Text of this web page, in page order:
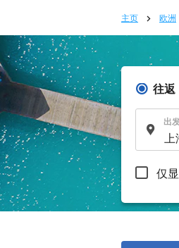
主页 欧洲
往返
出
仅